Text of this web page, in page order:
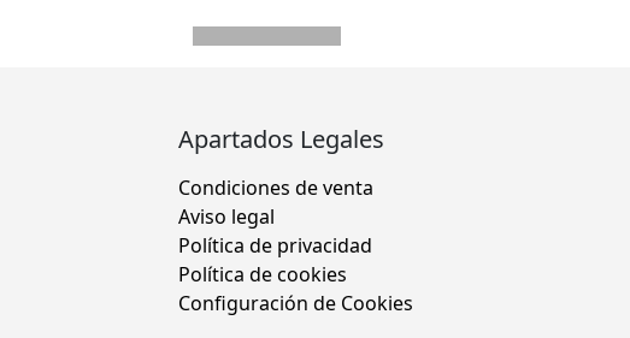
Apartados Legales
Condiciones de venta
Aviso legal
Política de privacidad
Política de cookies
Configuración de Cookies